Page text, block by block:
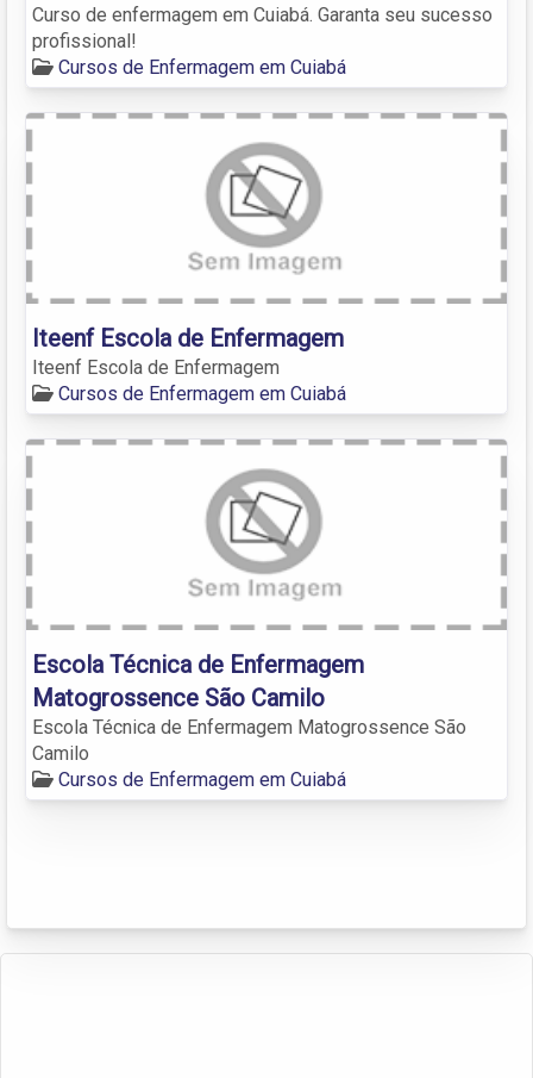
Curso de enfermagem em Cuiabá. Garanta seu sucesso
profissional!
Cursos de Enfermagem em Cuiabá
Iteenf Escola de Enfermagem
Iteenf Escola de Enfermagem
Cursos de Enfermagem em Cuiabá
Escola Técnica de Enfermagem
Matogrossence São Camilo
Escola Técnica de Enfermagem Matogrossence São
Camilo
Cursos de Enfermagem em Cuiabá